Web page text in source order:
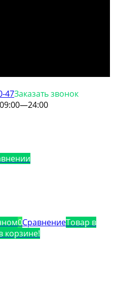
47Заказать звонок
0СравнениеТовар в
корзине!